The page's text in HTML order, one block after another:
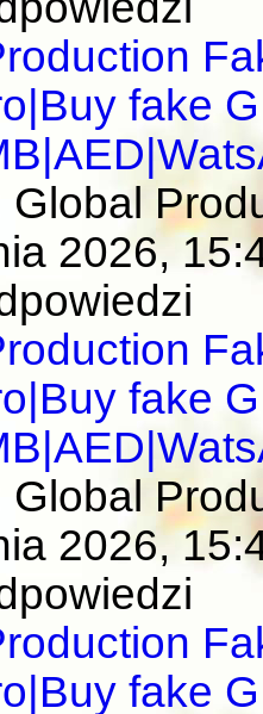
fake
Global
2026,
fake
Global
2026,
fake